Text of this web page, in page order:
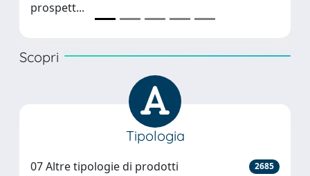
Scopri
Tipologia
07 Altre tipologie di prodotti 2685